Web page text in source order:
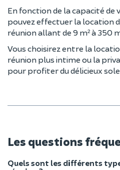
En fonction de la capacité de
pouvez effectuer la location
réunion allant de 9 m² à 350
Vous choisirez entre la
réunion plus intime ou la
pour profiter du délicieux
Les questions
Quels sont les différents